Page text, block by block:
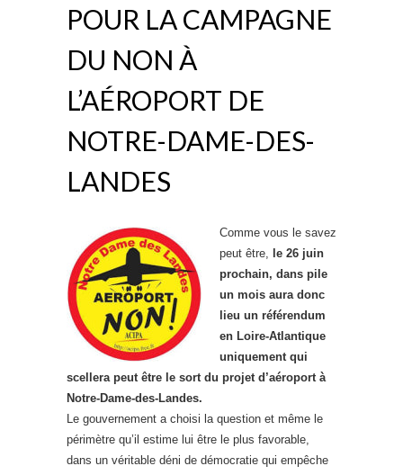
POUR LA CAMPAGNE
DU NON À
L’AÉROPORT DE
NOTRE-DAME-DES-
LANDES
Comme vous le savez
peut être,
le 26 juin
prochain, dans pile
un mois aura donc
lieu un référendum
en Loire-Atlantique
uniquement qui
scellera peut être le sort du projet d’aéroport à
Notre-Dame-des-Landes.
Le gouvernement a choisi la question et même le
périmètre qu’il estime lui être le plus favorable,
dans un véritable déni de démocratie qui empêche